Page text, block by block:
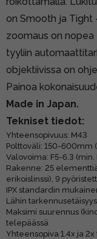
on Smooth ja Tight
zoomaus on
tyyliin
objektiivissa on
Painoa
Made in Japan.
Tekniset tiedot:
Yhteensopivuus: M43
Polttoväli: 150-600mm
Valovoima: F5-6.3 (min.
Rakenne: 25 elementtiä
erikoislinssi), 9
IPX standardin
Lähin
Maksimi suurennus
telepäässä
Yhteensopiva 1.4x ja